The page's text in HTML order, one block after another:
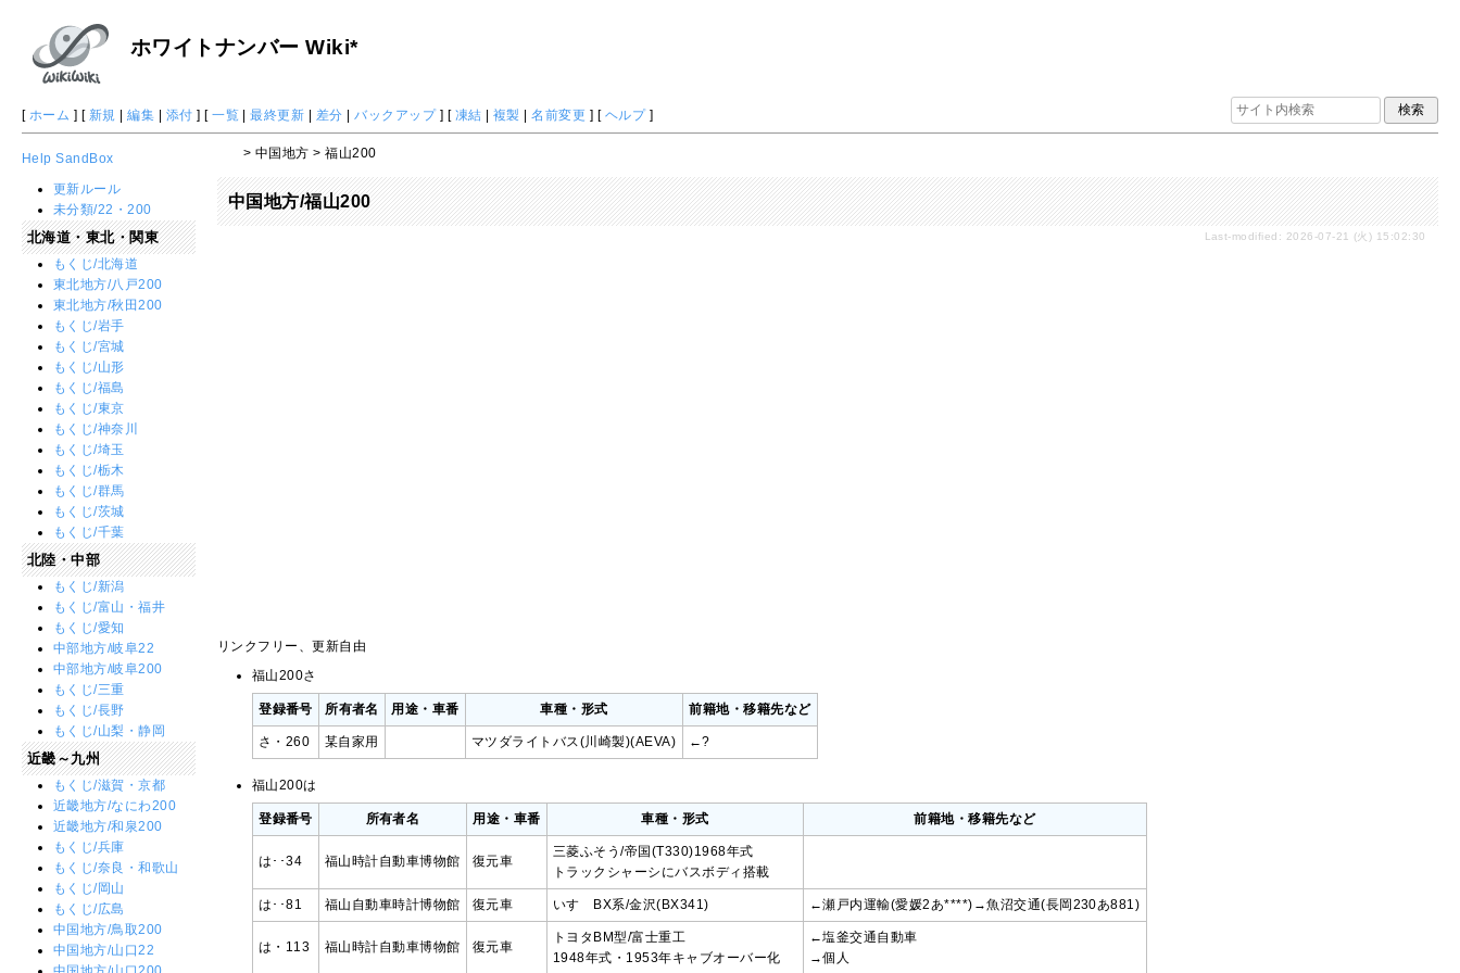
ホワイトナンバー Wiki*
[ ホーム ] [ 新規 |編集 | 添付 ] [一覧 |最終更新 | 差分 |バックアップ] [ 凍結 | 複製 |名前変更 ] [ ヘルプ]
> 中国地方 > 福山200
中国地方/福山200
Last-modified: 2026-07-21 (火) 15:02:30
リンクフリー、更新自由
福山200さ
登録番号 所有者名 用途・車番 車種・形式 前籍地・移籍先など
さ・260 某自家用 マツダライトバス(川崎製)(AEVA) ←?
福山200は
登録番号 所有者名 用途・車番 車種・形式 前籍地・移籍先など
は･･34 福山時計自動車博物館 復元車
三菱ふそう/帝国(T330)1968年式
トラックシャーシにバスボディ搭載
は･･81 福山自動車時計博物館 復元車 いすゞBX系/金沢(BX341) ←瀬戸内運輸(愛媛2あ****)→魚沼交通(長岡230あ881)
は・113 福山時計自動車博物館 復元車
トヨタBM型/富士重工
1948年式・1953年キャブオーバー化
←塩釜交通自動車
→個人
Help SandBox
更新ルール
未分類/22・200
北海道・東北・関東
もくじ/北海道
東北地方/八戸200
東北地方/秋田200
もくじ/岩手
もくじ/宮城
もくじ/山形
もくじ/福島
もくじ/東京
もくじ/神奈川
もくじ/埼玉
もくじ/栃木
もくじ/群馬
もくじ/茨城
もくじ/千葉
北陸・中部
もくじ/新潟
もくじ/富山・福井
もくじ/愛知
中部地方/岐阜22
中部地方/岐阜200
もくじ/三重
もくじ/長野
もくじ/山梨・静岡
近畿～九州
もくじ/滋賀・京都
近畿地方/なにわ200
近畿地方/和泉200
もくじ/兵庫
もくじ/奈良・和歌山
もくじ/岡山
もくじ/広島
中国地方/鳥取200
中国地方/山口22